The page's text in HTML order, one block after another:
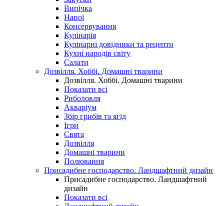
Випічка
Напої
Консервування
Кулінарія
Кулінарні довідники та рецепти
Кухні народів світу
Салати
Дозвілля. Хоббі. Домашні тварини
Дозвілля. Хоббі. Домашні тварини
Показати всі
Риболовля
Акваріум
Збір грибів та ягід
Ігри
Свята
Дозвілля
Домашні тварини
Полювання
Присадибне господарство. Ландшафтний дизайн
Присадибне господарство. Ландшафтний
дизайн
Показати всі